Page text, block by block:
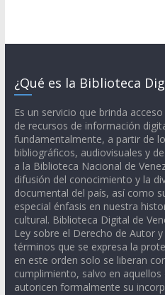
¿Qué es la Biblioteca
Es un servicio que brinda
de recursos de información
fundamentalmente, a partir de
bibliográficos, audiovisuales y
a la Biblioteca Nacional de
difusión del conocimiento y la
documental del país, así como
especial énfasis en nuestra
cultural. Biblioteca Digital de
Ley sobre el Derecho de Autor
términos que se expresa la
en este orden solo se liberan
cumplimiento, salvo en
autoricen formalmente su